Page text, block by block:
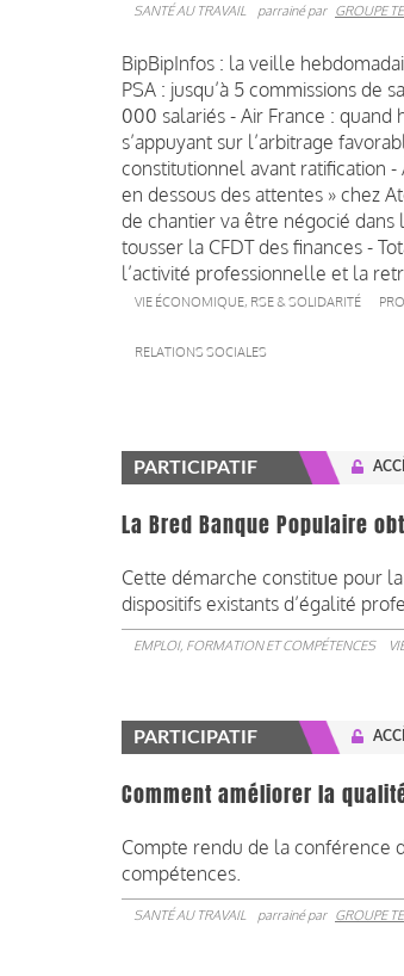
SANTÉ AU TRAVAIL parrainé par GROUPE
BipBipInfos : la veille
PSA : jusqu’à 5 commissions
000 salariés - Air France :
s’appuyant sur l’arbitrage
constitutionnel avant ratification
en dessous des attentes » chez
de chantier va être négocié dans
tousser la CFDT des finances -
l’activité professionnelle et la
VIE ÉCONOMIQUE, RSE & SOLIDARITÉ
RELATIONS SOCIALES
PARTICIPATIF
La Bred Banque Populaire
Cette démarche constitue pour
dispositifs existants d’égalité
EMPLOI, FORMATION ET COMPÉTENCES
PARTICIPATIF
Comment améliorer la
Compte rendu de la conférence
compétences.
SANTÉ AU TRAVAIL parrainé par GROUPE